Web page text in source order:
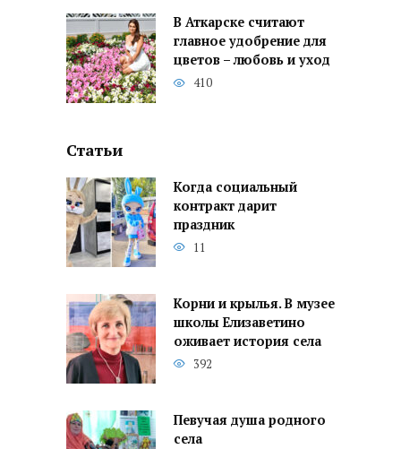
В Аткарске считают
главное удобрение для
цветов – любовь и уход
410
Статьи
Когда социальный
контракт дарит
праздник
11
Корни и крылья. В музее
школы Елизаветино
оживает история села
392
Певучая душа родного
села